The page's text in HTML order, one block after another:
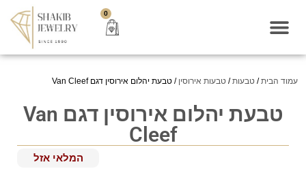
0
עמוד הבית/ טבעות/ טבעות אירוסין / טבעת יהלום אירוסין דגם Van Cleef
טבעת יהלום אירוסין דגם Van
Cleef
המלאי אזל